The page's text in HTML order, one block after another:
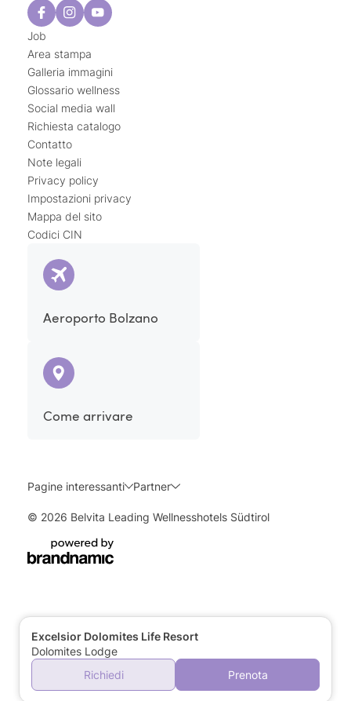
Excelsior Dolomites Life Resort
Dolomites Lodge
Richiedi
Prenota
Job
Area stampa
Galleria immagini
Glossario wellness
Social media wall
Richiesta catalogo
Contatto
Note legali
Privacy policy
Impostazioni privacy
Mappa del sito
Codici CIN
Aeroporto Bolzano
Come arrivare
Pagine interessanti Partner
© 2026 Belvita Leading Wellnesshotels Südtirol